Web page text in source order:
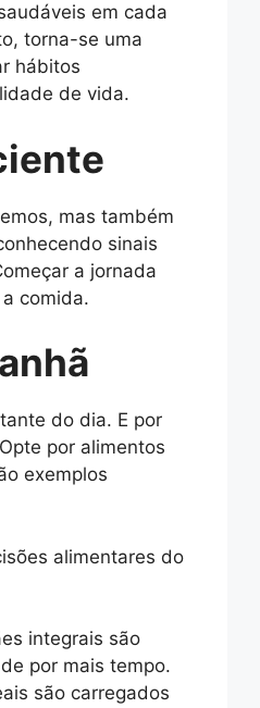
em cada
torna-se uma
hábitos
de vida.
mas também
sinais
a jornada
comida.
do dia. E por
por alimentos
exemplos
alimentares do
integrais são
por mais tempo.
são carregados